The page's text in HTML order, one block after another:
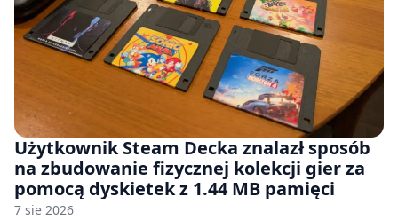
Użytkownik Steam Decka znalazł sposób
na zbudowanie fizycznej kolekcji gier za
pomocą dyskietek z 1.44 MB pamięci
7 sie 2026